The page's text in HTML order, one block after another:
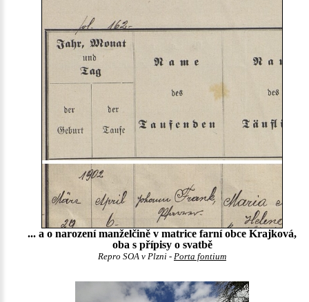
... a o narození manželčině v matrice farní obce Krajková,
oba s přípisy o svatbě
Repro SOA v Plzni - Porta fontium